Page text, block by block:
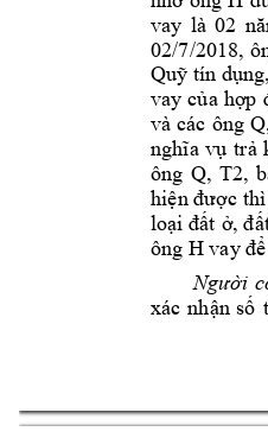
vay là 02
02/7/2018,
Quỹ tín dụ
vay của hợp
và các ông Q
nghĩa vụ trả
ông Q, T2,
hiện được
loại đất ở,
ông H vay
i
xác nhận số